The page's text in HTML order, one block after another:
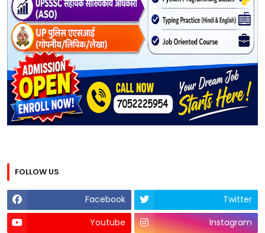
FOLLOW US
Facebook
Twitter
Youtube
Instagram